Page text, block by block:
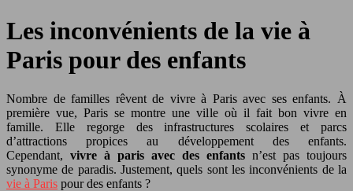
Les inconvénients de la vie à
Paris pour des enfants
Nombre de familles rêvent de vivre à Paris avec ses enfants. À
première vue, Paris se montre une ville où il fait bon vivre en
famille. Elle regorge des infrastructures scolaires et parcs
d’attractions propices au développement des enfants.
Cependant, vivre à paris avec des enfants n’est pas toujours
synonyme de paradis. Justement, quels sont les inconvénients de la
vie à Paris pour des enfants ?